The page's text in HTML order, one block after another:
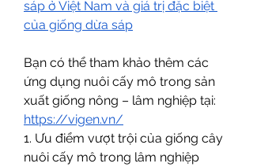
sáp ở Việt Nam và giá trị đặc biệt
của giống dừa sáp
Bạn có thể tham khảo thêm các
ứng dụng nuôi cấy mô trong sản
https://vigen.vn/
1. Ưu điểm vượt trội của giống cây
nuôi cấy mô trong lâm nghiệp